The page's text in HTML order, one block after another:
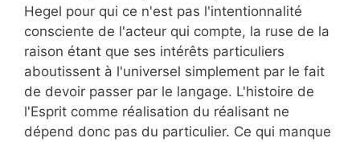
Hegel pour qui ce n'est pas l'intentionnalité
consciente de l'acteur qui compte, la ruse de la
raison étant que ses intérêts particuliers
aboutissent à l'universel simplement par le fait
de devoir passer par le langage. L'histoire de
l'Esprit comme réalisation du réalisant ne
dépend donc pas du particulier. Ce qui manque